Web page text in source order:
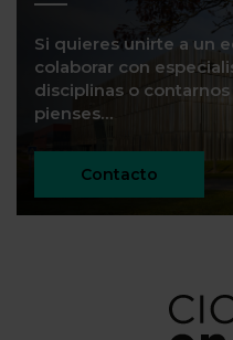
Si quieres unirte a un
colaborar con
disciplinas o
pienses…
Contacto